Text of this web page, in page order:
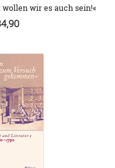
wir es auch sein!«